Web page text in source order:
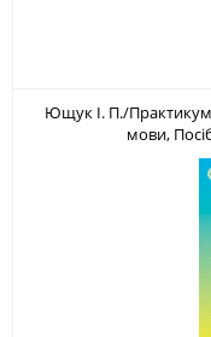
Ющук І. П./Практикум
мови,